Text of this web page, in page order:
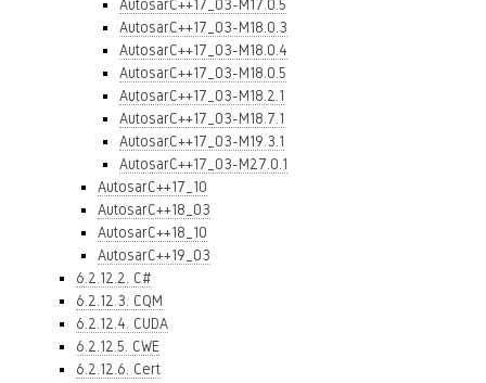
AutosarC++17_03-M17.0.5
AutosarC++17_03-M18.0.3
AutosarC++17_03-M18.0.4
AutosarC++17_03-M18.0.5
AutosarC++17_03-M18.2.1
AutosarC++17_03-M18.7.1
AutosarC++17_03-M19.3.1
AutosarC++17_03-M27.0.1
AutosarC++17_10
AutosarC++18_03
AutosarC++18_10
AutosarC++19_03
6.2.12.2. C#
6.2.12.3. CQM
6.2.12.4. CUDA
6.2.12.5. CWE
6.2.12.6. Cert